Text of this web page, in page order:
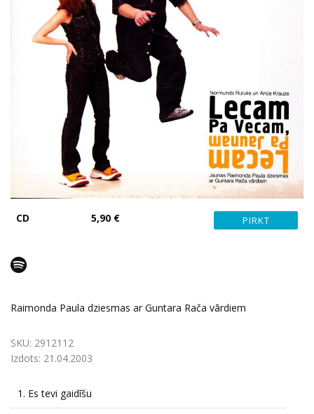
CD 5,90 €
Raimonda Paula dziesmas ar Guntara Rača vārdiem
SKU: 2912112
Izdots: 21.04.2003
1. Es tevi gaidīšu